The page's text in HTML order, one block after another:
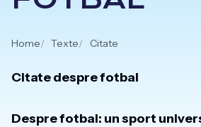
Home Texte Citate
Citate despre fotbal
Despre fotbal: un sport